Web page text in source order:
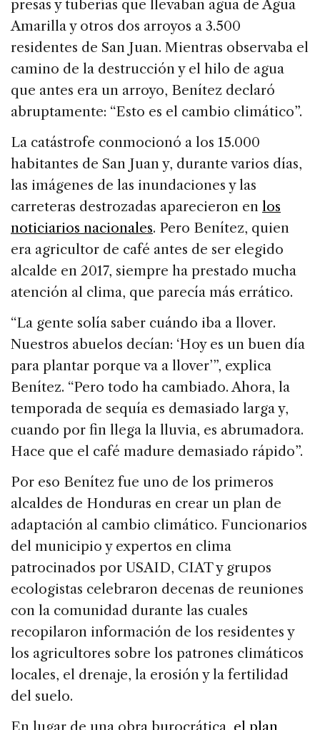
presas y tuberías que llevaban agua de Agua
Amarilla y otros dos arroyos a 3.500
residentes de San Juan. Mientras observaba el
camino de la destrucción y el hilo de agua
que antes era un arroyo, Benítez declaró
abruptamente: “Esto es el cambio climático”.
La catástrofe conmocionó a los 15.000
habitantes de San Juan y, durante varios días,
las imágenes de las inundaciones y las
carreteras destrozadas aparecieron en los
noticiarios nacionales. Pero Benítez, quien
era agricultor de café antes de ser elegido
alcalde en 2017, siempre ha prestado mucha
atención al clima, que parecía más errático.
“La gente solía saber cuándo iba a llover.
Nuestros abuelos decían: ‘Hoy es un buen día
para plantar porque va a llover’”, explica
Benítez. “Pero todo ha cambiado. Ahora, la
temporada de sequía es demasiado larga y,
cuando por fin llega la lluvia, es abrumadora.
Hace que el café madure demasiado rápido”.
Por eso Benítez fue uno de los primeros
alcaldes de Honduras en crear un plan de
adaptación al cambio climático. Funcionarios
del municipio y expertos en clima
patrocinados por USAID, CIAT y grupos
ecologistas celebraron decenas de reuniones
con la comunidad durante las cuales
recopilaron información de los residentes y
los agricultores sobre los patrones climáticos
locales, el drenaje, la erosión y la fertilidad
del suelo.
En lugar de una obra burocrática, el plan